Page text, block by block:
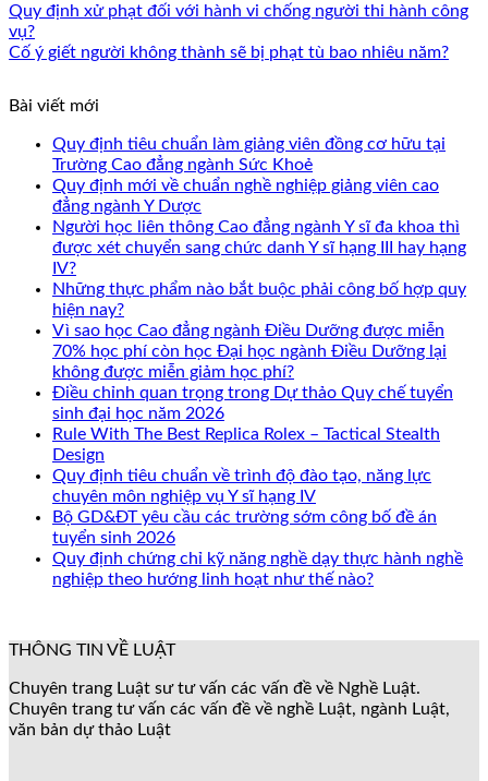
Quy định xử phạt đối với hành vi chống người thi hành công
vụ?
Cố ý giết người không thành sẽ bị phạt tù bao nhiêu năm?
Bài viết mới
Quy định tiêu chuẩn làm giảng viên đồng cơ hữu tại
Trường Cao đẳng ngành Sức Khoẻ
Quy định mới về chuẩn nghề nghiệp giảng viên cao
đẳng ngành Y Dược
Người học liên thông Cao đẳng ngành Y sĩ đa khoa thì
được xét chuyển sang chức danh Y sĩ hạng III hay hạng
IV?
Những thực phẩm nào bắt buộc phải công bố hợp quy
hiện nay?
Vì sao học Cao đẳng ngành Điều Dưỡng được miễn
70% học phí còn học Đại học ngành Điều Dưỡng lại
không được miễn giảm học phí?
Điều chỉnh quan trọng trong Dự thảo Quy chế tuyển
sinh đại học năm 2026
Rule With The Best Replica Rolex – Tactical Stealth
Design
Quy định tiêu chuẩn về trình độ đào tạo, năng lực
chuyên môn nghiệp vụ Y sĩ hạng IV
Bộ GD&ĐT yêu cầu các trường sớm công bố đề án
tuyển sinh 2026
Quy định chứng chỉ kỹ năng nghề dạy thực hành nghề
nghiệp theo hướng linh hoạt như thế nào?
THÔNG TIN VỀ LUẬT
Chuyên trang Luật sư tư vấn các vấn đề về Nghề Luật.
Chuyên trang tư vấn các vấn đề về nghề Luật, ngành Luật,
văn bản dự thảo Luật